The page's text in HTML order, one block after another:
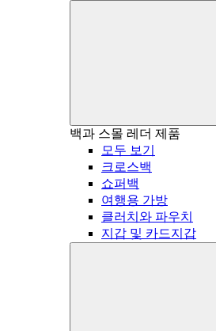
백과 스몰 레더 제품
모두 보기
크로스백
쇼퍼백
여행용 가방
클러치와 파우치
지갑 및 카드지갑